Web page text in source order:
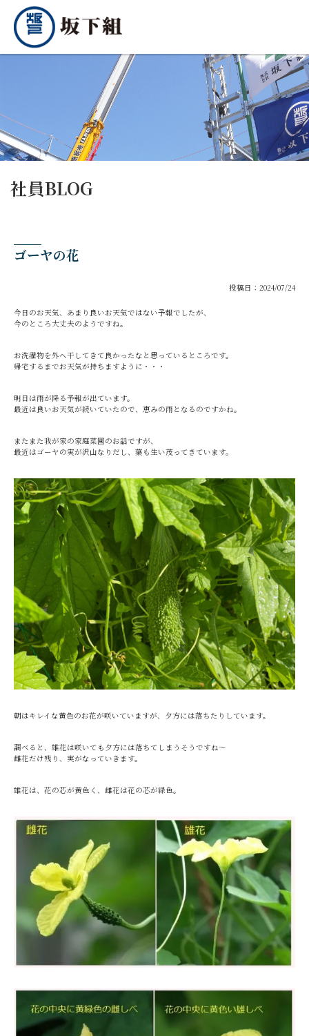
社員BLOG
ゴーヤの花
投稿日：2024/07/24
今日のお天気、あまり良いお天気ではない予報でしたが、
今のところ大丈夫のようですね。
お洗濯物を外へ干してきて良かったなと思っているところです。
帰宅するまでお天気が持ちますように・・・
明日は雨が降る予報が出ています。
最近は良いお天気が続いていたので、恵みの雨となるのですかね。
またまた我が家の家庭菜園のお話ですが、
最近はゴーヤの実が沢山なりだし、葉も生い茂ってきています。
朝はキレイな黄色のお花が咲いていますが、夕方には落ちたりしています。
調べると、雄花は咲いても夕方には落ちてしまうそうですね～
雌花だけ残り、実がなっていきます。
雄花は、花の芯が黄色く、雌花は花の芯が緑色。